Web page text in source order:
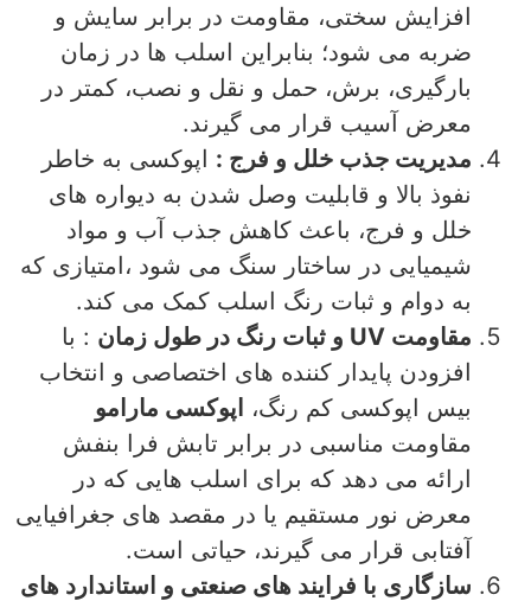
افزایش سختی، مقاومت در برابر سایش و
ضربه می‌ شود؛ بنابراین اسلب‌ ها در زمان
بارگیری، برش، حمل‌ و نقل و نصب، کمتر در
معرض آسیب قرار می‌ گیرند.
مدیریت جذب خلل و فرج : اپوکسی به‌ خاطر
نفوذ بالا و قابلیت وصل شدن به دیواره‌ های
خلل‌ و فرج، باعث کاهش جذب آب و مواد
شیمیایی در ساختار سنگ می‌ شود ،امتیازی که
به دوام و ثبات رنگ اسلب کمک می‌ کند.
مقاومت UV و ثبات رنگ در طول زمان
: با
افزودن پایدار کننده‌ های اختصاصی و انتخاب
بیس اپوکسی کم‌ رنگ،
اپوکسی مارامو
مقاومت مناسبی در برابر تابش فرا بنفش
ارائه می‌ دهد که برای اسلب‌ هایی که در
معرض نور مستقیم یا در مقصد های جغرافیایی
آفتابی قرار می‌ گیرند، حیاتی است.
سازگاری با فرایند های صنعتی و استاندارد های